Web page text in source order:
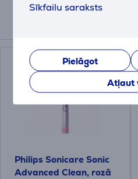
Sīkfailu saraksts
Pielāgot
Atļaut
Philips Sonicare Sonic
Advanced Clean, rozā